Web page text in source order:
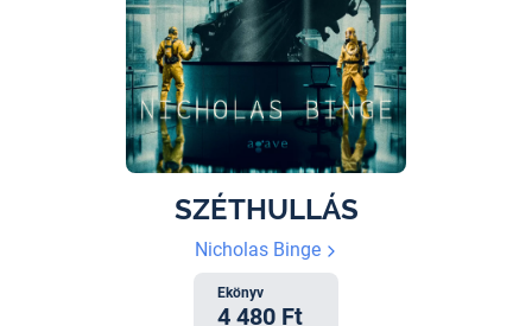
SZÉTHULLÁS
Nicholas Binge
Ekönyv
4 480 Ft